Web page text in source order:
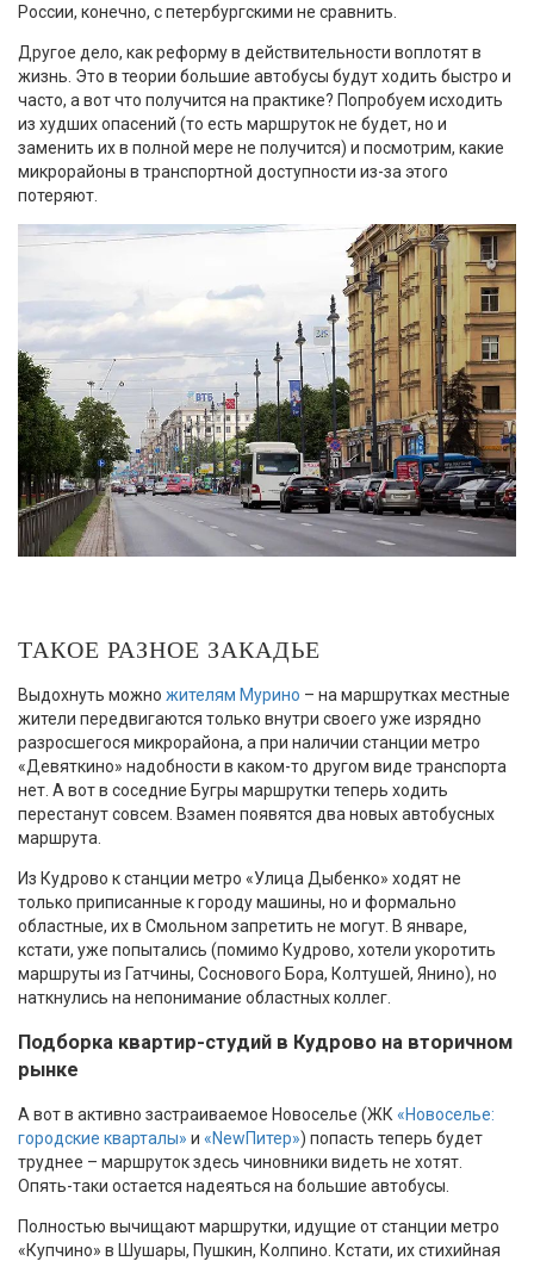
России, конечно, с петербургскими не сравнить.
Другое дело, как реформу в действительности воплотят в
жизнь. Это в теории большие автобусы будут ходить быстро и
часто, а вот что получится на практике? Попробуем исходить
из худших опасений (то есть маршруток не будет, но и
заменить их в полной мере не получится) и посмотрим, какие
микрорайоны в транспортной доступности из-за этого
потеряют.
ТАКОЕ РАЗНОЕ ЗАКАДЬЕ
Выдохнуть можно жителям Мурино – на маршрутках местные
жители передвигаются только внутри своего уже изрядно
разросшегося микрорайона, а при наличии станции метро
«Девяткино» надобности в каком-то другом виде транспорта
нет. А вот в соседние Бугры маршрутки теперь ходить
перестанут совсем. Взамен появятся два новых автобусных
маршрута.
Из Кудрово к станции метро «Улица Дыбенко» ходят не
только приписанные к городу машины, но и формально
областные, их в Смольном запретить не могут. В январе,
кстати, уже попытались (помимо Кудрово, хотели укоротить
маршруты из Гатчины, Соснового Бора, Колтушей, Янино), но
наткнулись на непонимание областных коллег.
Подборка квартир-студий в Кудрово на вторичном
рынке
А вот в активно застраиваемое Новоселье (ЖК«Новоселье:
городские кварталы» и «NewПитер») попасть теперь будет
труднее – маршруток здесь чиновники видеть не хотят.
Опять-таки остается надеяться на большие автобусы.
Полностью вычищают маршрутки, идущие от станции метро
«Купчино» в Шушары, Пушкин, Колпино. Кстати, их стихийная